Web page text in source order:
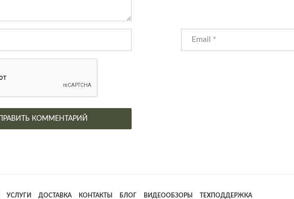
УСЛУГИ ДОСТАВКА КОНТАКТЫ БЛОГ ВИДЕООБЗОРЫ ТЕХПОДДЕРЖКА